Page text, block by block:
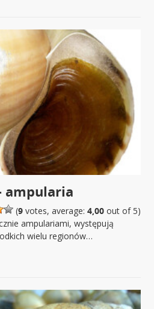
ampularia
(9votes, average: 4,00out of 5)
ampulariami, występują
wielu regionów…